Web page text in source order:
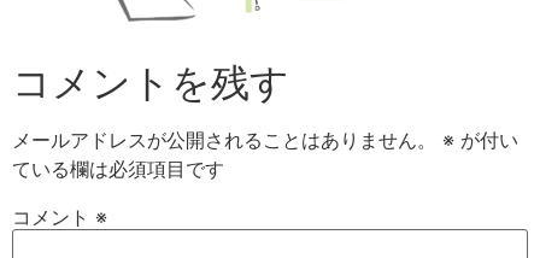
コメントを残す
メールアドレスが公開されることはありません。 ※ が付い
ている欄は必須項目です
コメント ※